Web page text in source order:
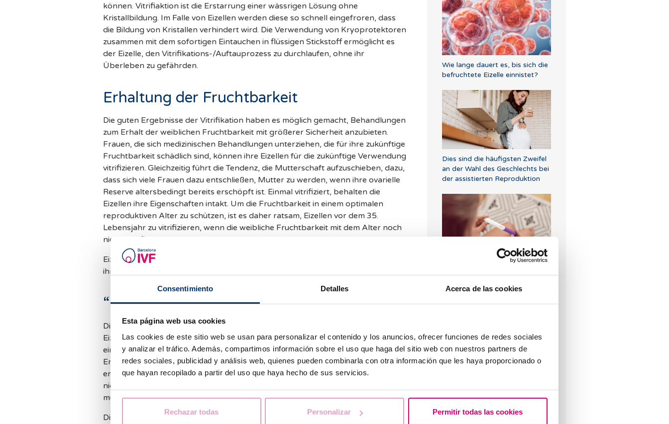
Consentimiento Detalles Acerca de las cookies
Esta página web usa cookies
Las cookies de este sitio web se usan para personalizar el contenido y los anuncios, ofrecer funciones de redes sociales
y analizar el tráfico. Además, compartimos información sobre el uso que haga del sitio web con nuestros partners de
redes sociales, publicidad y análisis web, quienes pueden combinarla con otra información que les haya proporcionado o
que hayan recopilado a partir del uso que haya hecho de sus servicios.
Rechazar todas Personalizar Permitir todas las cookies
können. Vitrifiaktion ist die Erstarrung einer wässrigen Lösung ohne
Kristallbildung. Im Falle von Eizellen werden diese so schnell eingefroren, dass
die Bildung von Kristallen verhindert wird. Die Verwendung von Kryoprotektoren
zusammen mit dem sofortigen Eintauchen in flüssigen Stickstoff ermöglicht es
der Eizelle, den Vitrifikations-/Auftauprozess zu durchlaufen, ohne ihr
Überleben zu gefährden.
Erhaltung der Fruchtbarkeit
Die guten Ergebnisse der Vitrifikation haben es möglich gemacht, Behandlungen
zum Erhalt der weiblichen Fruchtbarkeit mit größerer Sicherheit anzubieten.
Frauen, die sich medizinischen Behandlungen unterziehen, die für ihre zukünftige
Fruchtbarkeit schädlich sind, können ihre Eizellen für die zukünftige Verwendung
vitrifizieren. Gleichzeitig führt die Tendenz, die Mutterschaft aufzuschieben, dazu,
dass sich viele Frauen dazu entschließen, Mutter zu werden, wenn ihre ovarielle
Reserve altersbedingt bereits erschöpft ist. Einmal vitrifiziert, behalten die
Eizellen ihre Eigenschaften intakt. Um die Fruchtbarkeit in einem optimalen
reproduktiven Alter zu schützen, ist es daher ratsam, Eizellen vor dem 35.
Lebensjahr zu vitrifizieren, wenn die weibliche Fruchtbarkeit mit dem Alter noch
nicht signifikant abgenommen hat.
Eizellen können unbegrenzt vitrifiziert bleiben, da es nachgewiesen ist, dass sie
ihre hohe Überlebensrate und Qualität im Laufe der Jahre nicht verlieren.
“Eizellen-banking”
Die hohe Effizienz des Verfahrens hat die Einrichtung von Spender-
Eizellenbanken ermöglicht. Eizellbanken ermöglichen es, Spendereizellen mit
einem ganz bestimmten Phänotyp zu konservieren und damit ganz bestimmten
Empfängerinnen anzubieten. Gleichzeitig bietet es den Patientinnen, die Eizellen
erhalten, mehr Flexibilität, da sie die Zyklen der Spenderin und der Empfängerin
nicht koordinieren müssen und das Risiko, dass der Zyklus annulliert werden
muss, vermieden.
Die Vitrifikation von Eizellen ist eine kleine Revolution in der assistierten
Wie lange dauert es, bis sich die
befruchtete Eizelle einnistet?
Dies sind die häufigsten Zweifel
an der Wahl des Geschlechts bei
der assistierten Reproduktion
Ich habe eine niedrige